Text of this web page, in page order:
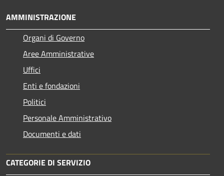
AMMINISTRAZIONE
Organi di Governo
Aree Amministrative
Uffici
Enti e fondazioni
Politici
Personale Amministrativo
Documenti e dati
CATEGORIE DI SERVIZIO